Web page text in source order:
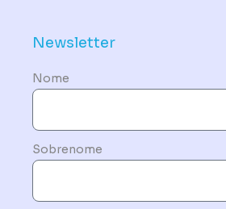
Newsletter
Nome
Sobrenome